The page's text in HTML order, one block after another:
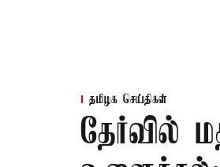
தமிழக செய்திகள்
தேர்வில்